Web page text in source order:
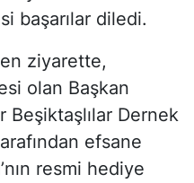
başarılar diledi.
ziyarette,
olan Başkan
Beşiktaşlılar Dernek
efsane
resmi hediye